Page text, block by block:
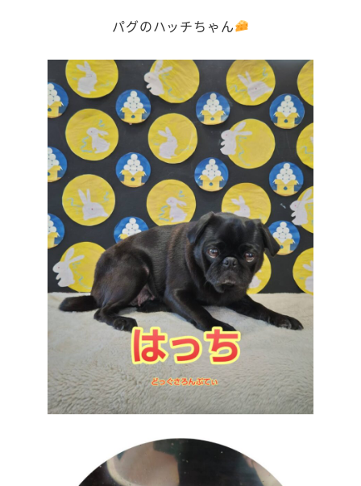
パグのハッチちゃん